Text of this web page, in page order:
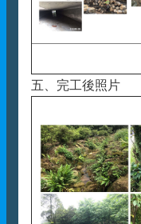
五、完工後照片